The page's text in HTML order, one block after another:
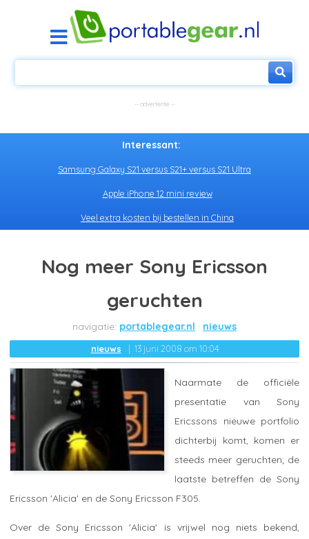
Interessant:
Samsung Galaxy S21 versus S21+ versus S21 Ultra
Apple iPhone 12 mini review
Veel extra kosten bij bestellen in China
Nog meer Sony Ericsson
geruchten
portablegear.nl nieuws
nieuws 13 juni 2008 om 10:04
Naarmate de officiële
presentatie van Sony
Ericssons nieuwe portfolio
dichterbij komt, komen er
steeds meer geruchten; de
laatste betreffen de Sony
Ericsson 'Alicia' en de Sony Ericsson F305.
Over de Sony Ericsson 'Alicia' is vrijwel nog niets bekend,